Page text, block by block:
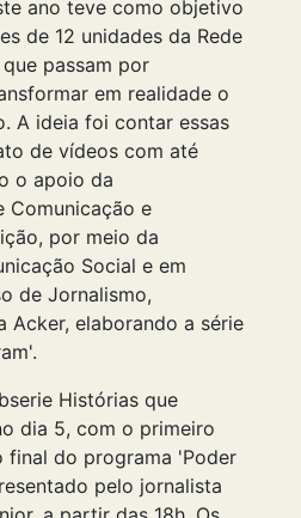
ano teve como objetivo
de 12 unidades da Rede
passam por
em realidade o
A ideia foi contar essas
de vídeos com até
o apoio da
Comunicação e
por meio da
Social e em
de Jornalismo,
Acker, elaborando a série
Histórias que
dia 5, com o primeiro
final do programa 'Poder
pelo jornalista